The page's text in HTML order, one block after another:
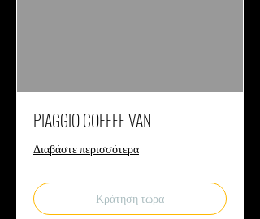
PIAGGIO COFFEE VAN
Διαβάστε περισσότερα
Κράτηση τώρα